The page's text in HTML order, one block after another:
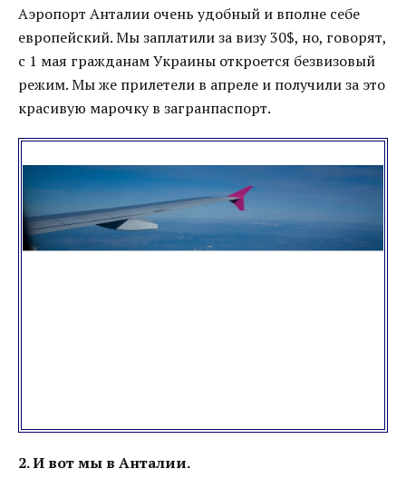
Аэропорт Анталии очень удобный и вполне себе
европейский. Мы заплатили за визу 30$, но, говорят,
с 1 мая гражданам Украины откроется безвизовый
режим. Мы же прилетели в апреле и получили за это
красивую марочку в загранпаспорт.
2. И вот мы в Анталии.